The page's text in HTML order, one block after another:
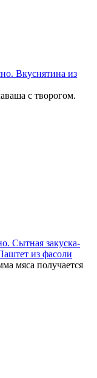
Вкуснятина из
с творогом.
Сытная закуска-
из фасоли
мяса получается